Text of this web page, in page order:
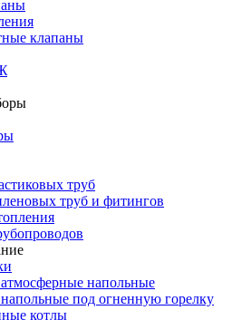
клапаны
труб
труб и фитингов
напольные
под огненную горелку
котлы